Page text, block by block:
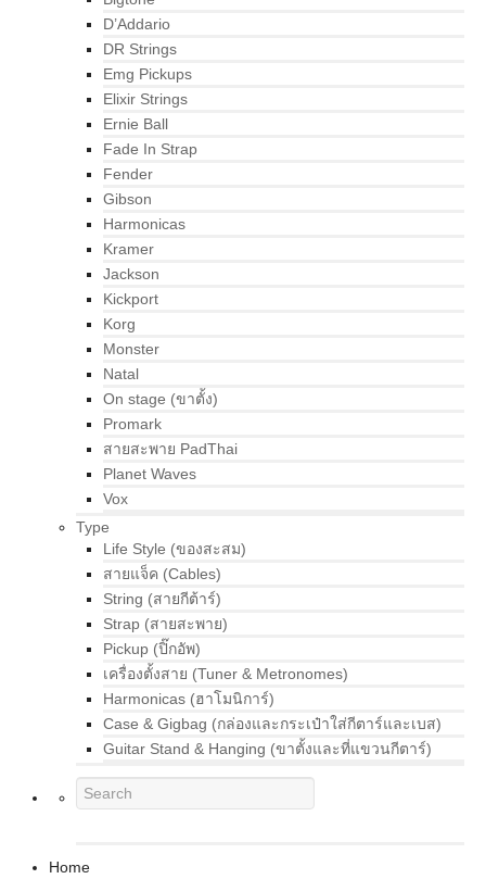
D’Addario
DR Strings
Emg Pickups
Elixir Strings
Ernie Ball
Fade In Strap
Fender
Gibson
Harmonicas
Kramer
Jackson
Kickport
Korg
Monster
Natal
On stage (ขาตั้ง)
Promark
สายสะพาย PadThai
Planet Waves
Vox
Type
Life Style (ของสะสม)
สายแจ็ค (Cables)
String (สายกีต้าร์)
Strap (สายสะพาย)
Pickup (ปิ๊กอัพ)
เครื่องตั้งสาย (Tuner & Metronomes)
Harmonicas (ฮาโมนิการ์)
Case & Gigbag (กล่องและกระเป๋าใส่กีตาร์และเบส)
Guitar Stand & Hanging (ขาตั้งและที่แขวนกีตาร์)
Home